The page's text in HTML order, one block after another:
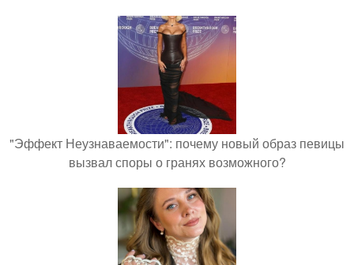
"Эффект Неузнаваемости": почему новый образ певицы
вызвал споры о гранях возможного?